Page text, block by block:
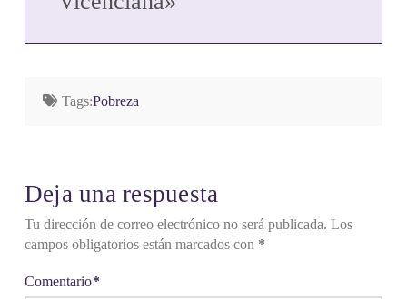
Tags:Pobreza
Deja una respuesta
Tu dirección de correo electrónico no será publicada. Los
campos obligatorios están marcados con *
Comentario*